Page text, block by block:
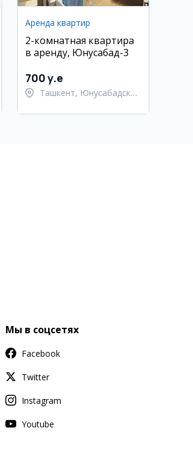
Аренда квартир
2-комнатная квартира
в аренду, Юнусабад-3
700 y.e
Ташкент, Юнусабадский
Мы в соцсетях
Facebook
Twitter
Instagram
Youtube